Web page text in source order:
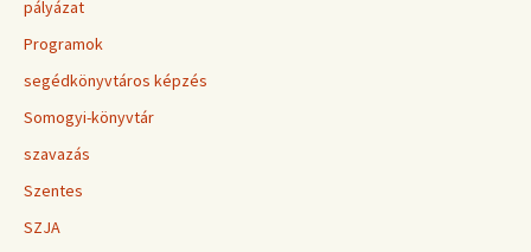
pályázat
Programok
segédkönyvtáros képzés
Somogyi-könyvtár
szavazás
Szentes
SZJA